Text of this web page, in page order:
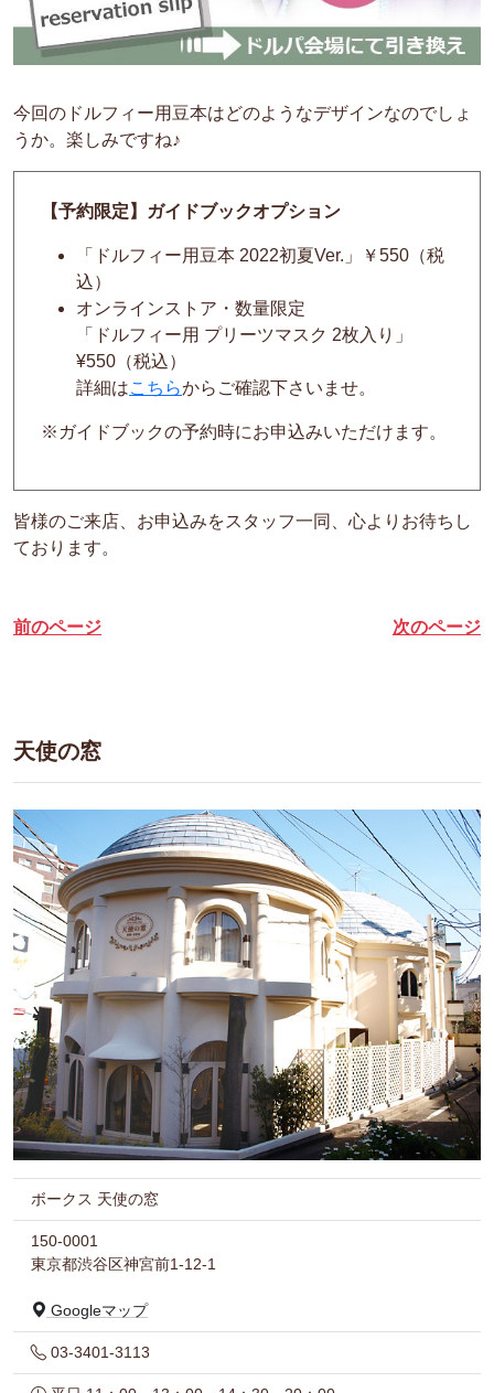
今回のドルフィー用豆本はどのようなデザインなのでしょ
うか。楽しみですね♪
【予約限定】ガイドブックオプション
「ドルフィー用豆本 2022初夏Ver.」￥550（税
込）
オンラインストア・数量限定
「ドルフィー用 プリーツマスク 2枚入り」
¥550（税込）
詳細はこちらからご確認下さいませ。
※ガイドブックの予約時にお申込みいただけます。
皆様のご来店、お申込みをスタッフ一同、心よりお待ちし
ております。
前のページ 次のページ
天使の窓
ボークス 天使の窓
150-0001
東京都渋谷区神宮前1-12-1
Googleマップ
03-3401-3113